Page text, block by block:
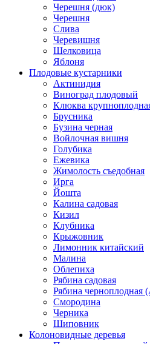
Черешня (дюк)
Черешня
Слива
Черевишня
Шелковица
Яблоня
Плодовые кустарники
Актинидия
Виноград плодовый
Клюква
Брусника
Бузина черная
Войлочная вишня
Голубика
Ежевика
Жимолость съедобная
Ирга
Йошта
Калина садовая
Кизил
Клубника
Крыжовник
Лимонник китайский
Малина
Облепиха
Рябина садовая
Рябина черноплодная
Смородина
Черника
Шиповник
Колоновидные деревья